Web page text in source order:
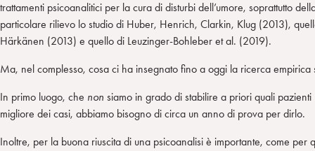
trattamenti psicoanalitici per la cura di disturbi dell’umore, soprattutto
particolare rilievo lo studio di Huber, Henrich, Clarkin, Klug (2013),
Härkänen (2013) e quello di Leuzinger-Bohleber et al. (2019).
Ma, nel complesso, cosa ci ha insegnato fino a oggi la ricerca empirica
In primo luogo, che non siamo in grado di stabilire a priori quali
migliore dei casi, abbiamo bisogno di circa un anno di prova per dirlo.
Inoltre, per la buona riuscita di una psicoanalisi è importante, come per